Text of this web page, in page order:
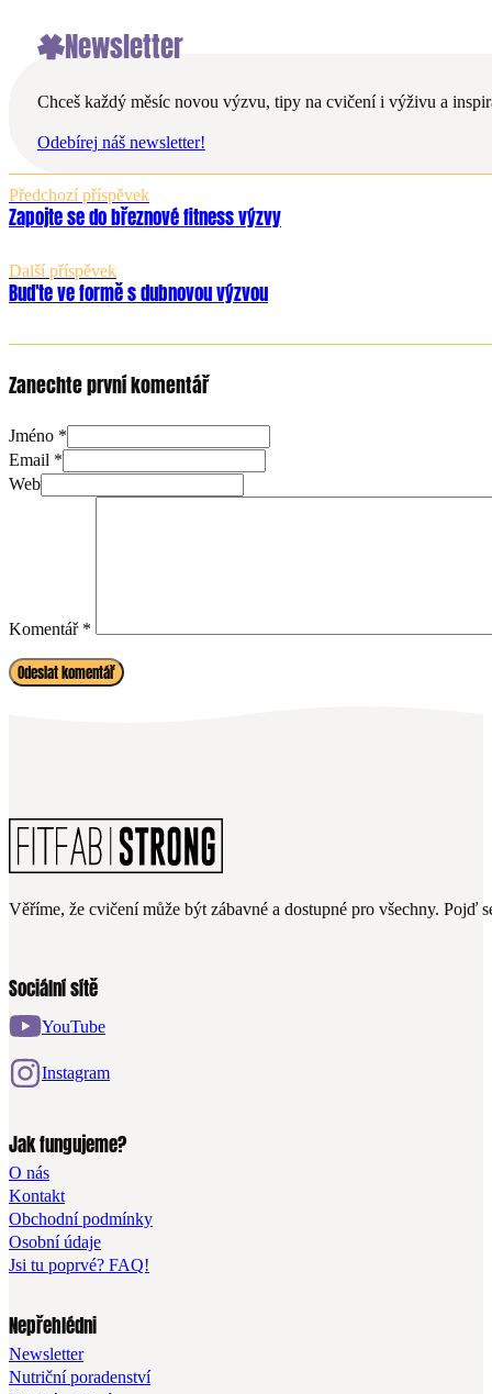
Newsletter
Chceš každý měsíc novou výzvu, tipy na cvičení i výživu a
Odebírej náš newsletter!
Předchozí příspěvek
Zapojte se do březnové fitness výzvy
Další příspěvek
Buďte ve formě s dubnovou výzvou
Zanechte první komentář
Jméno *
Email *
Web
Komentář *
Věříme, že cvičení může být zábavné a dostupné pro všechny. Pojď
Sociální sítě
YouTube
Instagram
Jak fungujeme?
O nás
Kontakt
Obchodní podmínky
Osobní údaje
Jsi tu poprvé? FAQ!
Nepřehlédni
Newsletter
Nutriční poradenství